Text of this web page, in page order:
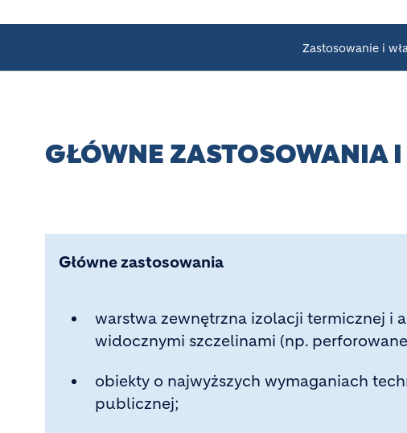
Zastosowanie i
GŁÓWNE ZASTOSOWANIA
Główne zastosowania
warstwa zewnętrzna izolacji termicznej i
widocznymi szczelinami (np.
obiekty o najwyższych wymaganiach
publicznej;